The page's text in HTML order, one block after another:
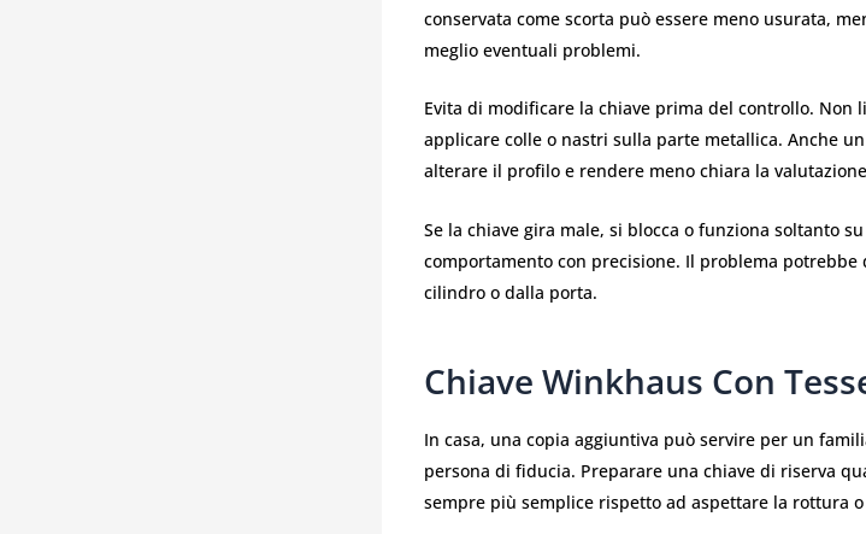
conservata come scorta può essere meno usurata,
meglio eventuali problemi.
Evita di modificare la chiave prima del controllo. Non
applicare colle o nastri sulla parte metallica. Anche
alterare il profilo e rendere meno chiara la
Se la chiave gira male, si blocca o funziona soltanto
comportamento con precisione. Il problema
cilindro o dalla porta.
Chiave Winkhaus Con
In casa, una copia aggiuntiva può servire per un
persona di fiducia. Preparare una chiave di riserva
sempre più semplice rispetto ad aspettare la rottura